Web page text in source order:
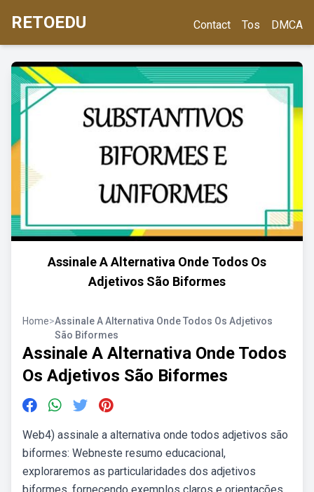
RETOEDU Contact Tos DMCA
Assinale A Alternativa Onde Todos Os
Adjetivos São Biformes
Home>Assinale A Alternativa Onde Todos Os Adjetivos
São Biformes
Assinale A Alternativa Onde Todos
Os Adjetivos São Biformes
Web4) assinale a alternativa onde todos adjetivos são
biformes: Webneste resumo educacional,
exploraremos as particularidades dos adjetivos